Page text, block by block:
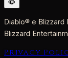
Diablo® e Blizzard
Blizzard
Privacy